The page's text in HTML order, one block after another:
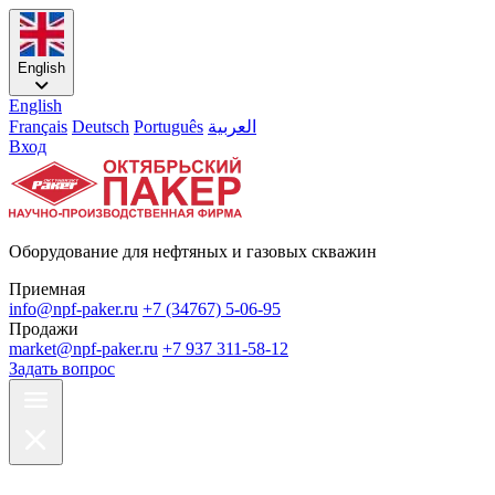
English
English
Français Deutsch Português العربية
Вход
Оборудование для нефтяных и газовых скважин
Приемная
info@npf-paker.ru +7 (34767) 5-06-95
Продажи
market@npf-paker.ru +7 937 311-58-12
Задать вопрос